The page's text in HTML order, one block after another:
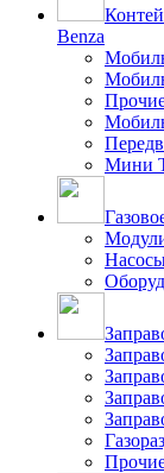
Benza
Мини